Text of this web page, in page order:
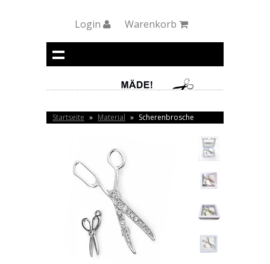
Login Warenkorb
Startseite » Material » Scherenbrosche